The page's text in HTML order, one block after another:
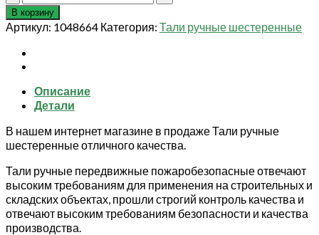
товара
Таль
ручная
шестеренная
ТРШAп-0,5
3
м
IIa)
В корзину
Артикул: 1048664 Категория: Тали ручные шестеренные
Описание
Детали
В нашем интернет магазине в продаже Тали ручные
шестеренные отличного качества.
Тали ручные передвижные пожаробезопасные отвечают
высоким требованиям для применения на строительных и
складских объектах, прошли строгий контроль качества и
отвечают высоким требованиям безопасности и качества
производства.